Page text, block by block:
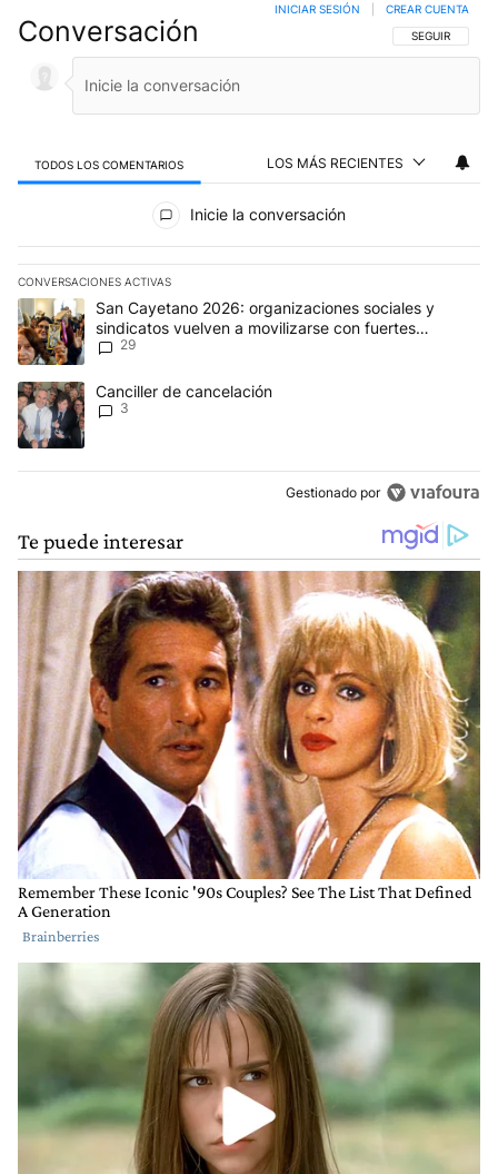
Conversación SIGA ESTA
SEGUIR
INICIAR SESIÓN CREAR CUENTA
TODOS LOS COMENTARIOS LOS MÁS RECIENTES
Inicie la conversación
CONVERSACIONES ACTIVAS
Este listado muestra los artículos con más comentarios en los
Un artículo de tendencia con el título "San Cayetano 2026:
San Cayetano 2026: organizaciones sociales y
sindicatos vuelven a movilizarse con fuertes
reclamos al Gobierno
29
Un artículo de tendencia con el título "Canciller de cancelación"
Canciller de cancelación
3
Gestionado por